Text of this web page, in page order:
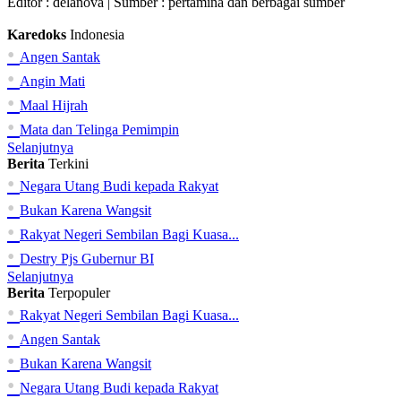
Karedoks Indonesia
• Angen Santak
• Angin Mati
• Maal Hijrah
• Mata dan Telinga Pemimpin
Selanjutnya
Berita Terkini
• Negara Utang Budi kepada Rakyat
• Bukan Karena Wangsit
• Rakyat Negeri Sembilan Bagi Kuasa...
• Destry Pjs Gubernur BI
Selanjutnya
Berita Terpopuler
• Rakyat Negeri Sembilan Bagi Kuasa...
• Angen Santak
• Bukan Karena Wangsit
• Negara Utang Budi kepada Rakyat